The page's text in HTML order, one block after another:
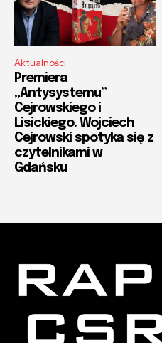
Aktualności
Premiera
„Antysystemu”
Cejrowskiego i
Lisickiego. Wojciech
Cejrowski spotyka się z
czytelnikami w
Gdańsku